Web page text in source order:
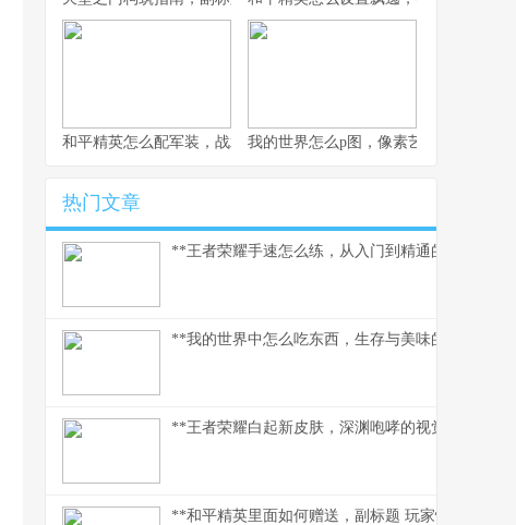
和平精英怎么配军装，战术伪装与个性表达的博弈
我的世界怎么p图，像素艺术与创意的
热门文章
**王者荣耀手速怎么练，从入门到精通的指尖修
**我的世界中怎么吃东西，生存与美味的核心法
**王者荣耀白起新皮肤，深渊咆哮的视觉与战术
**和平精英里面如何赠送，副标题 玩家情谊的虚